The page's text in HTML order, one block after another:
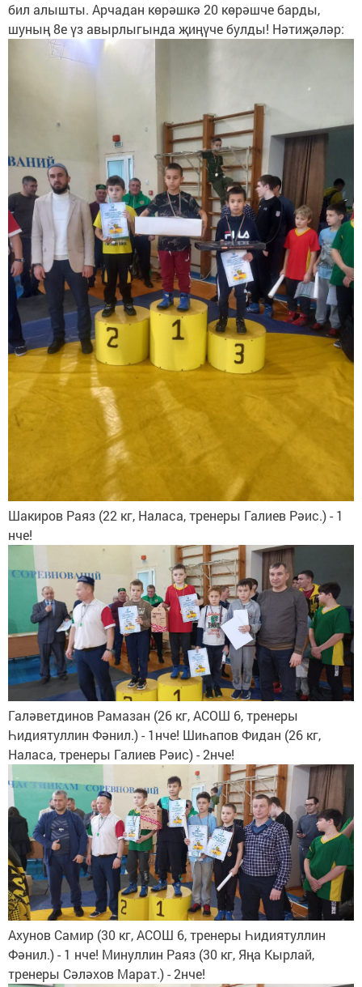
бил алышты. Арчадан көрәшкә 20 көрәшче барды,
шуның 8е үз авырлыгында җиңүче булды! Нәтиҗәләр:
Шакиров Раяз (22 кг, Наласа, тренеры Галиев Рәис.) - 1
нче!
Галәветдинов Рамазан (26 кг, АСОШ 6, тренеры
Һидиятуллин Фәнил.) - 1нче! Шиһапов Фидан (26 кг,
Наласа, тренеры Галиев Рәис) - 2нче!
Ахунов Самир (30 кг, АСОШ 6, тренеры Һидиятуллин
Фәнил.) - 1 нче! Минуллин Раяз (30 кг, Яңа Кырлай,
тренеры Сәләхов Марат.) - 2нче!